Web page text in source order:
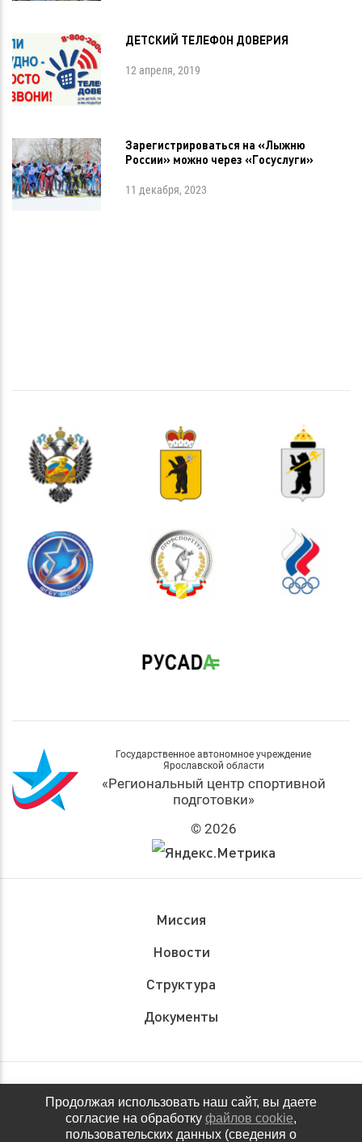
ДЕТСКИЙ ТЕЛЕФОН ДОВЕРИЯ
12 апреля, 2019
Зарегистрироваться на «Лыжню
России» можно через «Госуслуги»
11 декабря, 2023
Государственное автономное учреждение
Ярославской области
«Региональный центр спортивной
подготовки»
© 2026
Миссия
Новости
Структура
Документы
Обращения граждан
Антидопинговое обеспечение
Продолжая использовать наш сайт, вы даете
согласие на обработку файлов cookie,
пользовательских данных (сведения о